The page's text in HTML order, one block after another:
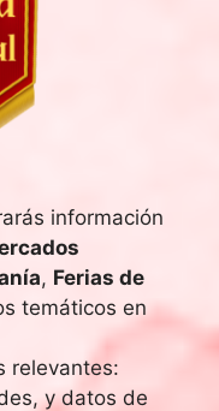
información
, Ferias de
temáticos en
relevantes:
y datos de